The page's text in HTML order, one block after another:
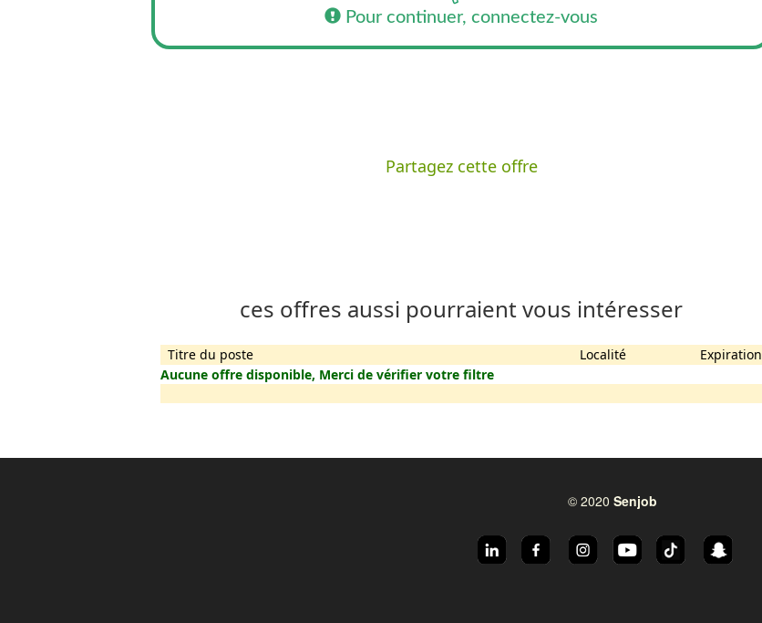
Pour continuer, connectez-vous
Partagez cette offre
ces offres aussi pourraient vous intéresser
Titre du poste Localité
Expiration
Aucune offre disponible, Merci de vérifier votre filtre
© 2020 Senjob